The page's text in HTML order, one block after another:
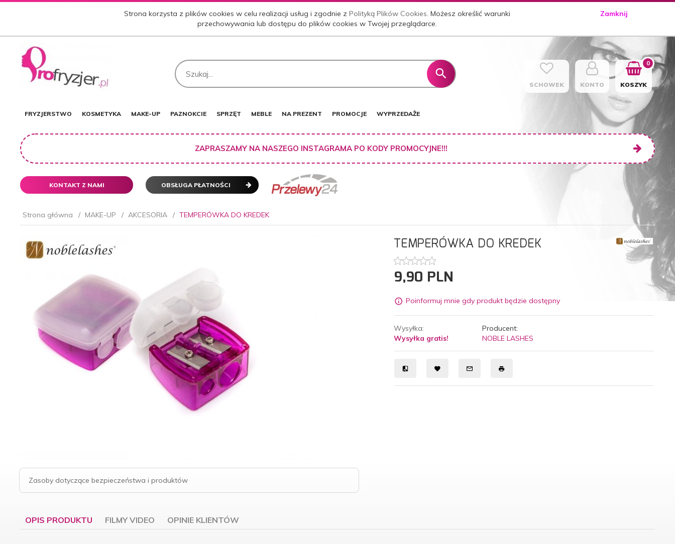
Strona korzysta z plików cookies w celu realizacji usług i zgodnie zPolityką Plików Cookies. Możesz określić warunki
przechowywania lub dostępu do plików cookies w Twojej przeglądarce.
Zamknij
SCHOWEK KONTO KOSZYK
0
FRYZJERSTWO KOSMETYKA MAKE-UP PAZNOKCIE SPRZĘT MEBLE NA PREZENT PROMOCJE WYPRZEDAŻE
ZAPRASZAMY NA NASZEGO INSTAGRAMA PO KODY PROMOCYJNE!!!
KONTAKT Z NAMI OBSŁUGA PŁATNOŚCI
Strona główna MAKE-UP AKCESORIA TEMPERÓWKA DO KREDEK
Zasoby dotyczące bezpieczeństwa i produktów
TEMPERÓWKA DO KREDEK
9,90 PLN
Poinformuj mnie gdy produkt będzie dostępny
Wysyłka:
Wysyłka gratis!
Producent:
NOBLE LASHES
OPIS PRODUKTU FILMY VIDEO OPINIE KLIENTÓW